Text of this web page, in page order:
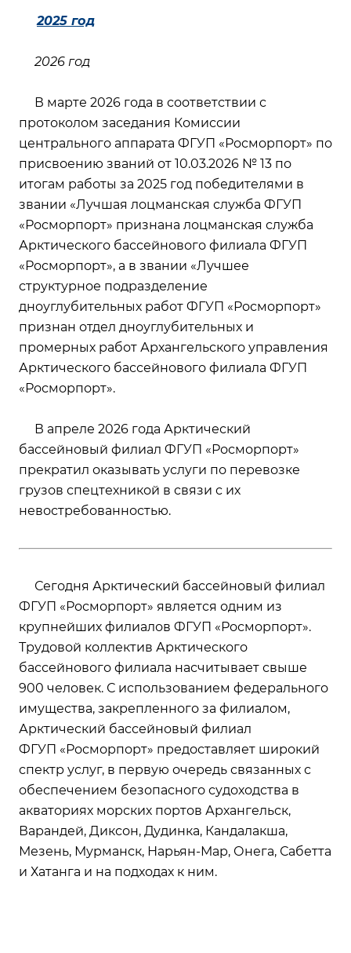
2025 год
2026 год
В марте 2026 года в соответствии с
протоколом заседания Комиссии
центрального аппарата ФГУП «Росморпорт» по
присвоению званий от 10.03.2026 № 13 по
итогам работы за 2025 год победителями в
звании «Лучшая лоцманская служба ФГУП
«Росморпорт» признана лоцманская служба
Арктического бассейнового филиала ФГУП
«Росморпорт», а в звании «Лучшее
структурное подразделение
дноуглубительных работ ФГУП «Росморпорт»
признан отдел дноуглубительных и
промерных работ Архангельского управления
Арктического бассейнового филиала ФГУП
«Росморпорт».
В апреле 2026 года Арктический
бассейновый филиал ФГУП «Росморпорт»
прекратил оказывать услуги по перевозке
грузов спецтехникой в связи с их
невостребованностью.
Сегодня Арктический бассейновый филиал
ФГУП «Росморпорт» является одним из
крупнейших филиалов ФГУП «Росморпорт».
Трудовой коллектив Арктического
бассейнового филиала насчитывает свыше
900 человек. С использованием федерального
имущества, закрепленного за филиалом,
Арктический бассейновый филиал
ФГУП «Росморпорт» предоставляет широкий
спектр услуг, в первую очередь связанных с
обеспечением безопасного судоходства в
акваториях морских портов Архангельск,
Варандей, Диксон, Дудинка, Кандалакша,
Мезень, Мурманск, Нарьян-Мар, Онега, Сабетта
и Хатанга и на подходах к ним.